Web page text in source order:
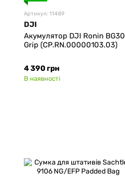
Артикул: 11489
DJI
Акумулятор DJI Ronin BG30
Grip (CP.RN.00000103.03)
4 390 грн
В наявності